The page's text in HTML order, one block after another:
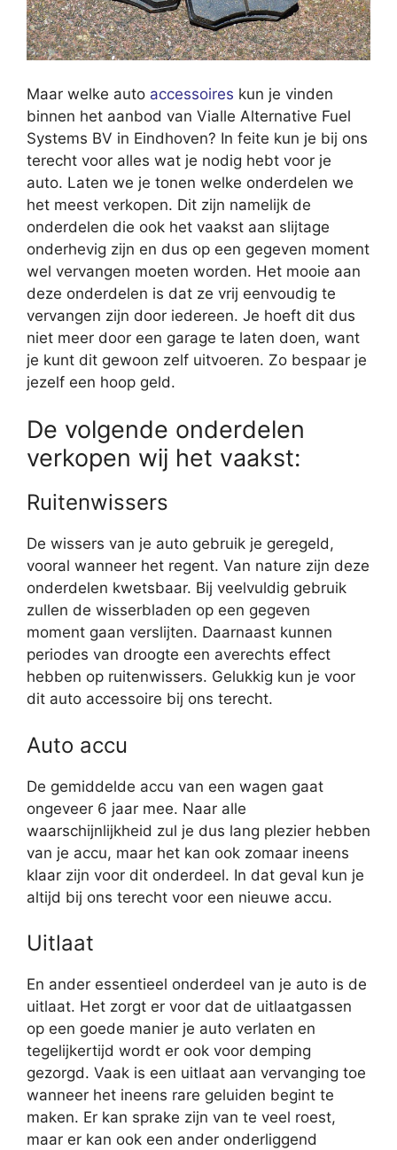
Maar welke auto accessoires kun je vinden
binnen het aanbod van Vialle Alternative Fuel
Systems BV in Eindhoven? In feite kun je bij ons
terecht voor alles wat je nodig hebt voor je
auto. Laten we je tonen welke onderdelen we
het meest verkopen. Dit zijn namelijk de
onderdelen die ook het vaakst aan slijtage
onderhevig zijn en dus op een gegeven moment
wel vervangen moeten worden. Het mooie aan
deze onderdelen is dat ze vrij eenvoudig te
vervangen zijn door iedereen. Je hoeft dit dus
niet meer door een garage te laten doen, want
je kunt dit gewoon zelf uitvoeren. Zo bespaar je
jezelf een hoop geld.
De volgende onderdelen
verkopen wij het vaakst:
Ruitenwissers
De wissers van je auto gebruik je geregeld,
vooral wanneer het regent. Van nature zijn deze
onderdelen kwetsbaar. Bij veelvuldig gebruik
zullen de wisserbladen op een gegeven
moment gaan verslijten. Daarnaast kunnen
periodes van droogte een averechts effect
hebben op ruitenwissers. Gelukkig kun je voor
dit auto accessoire bij ons terecht.
Auto accu
De gemiddelde accu van een wagen gaat
ongeveer 6 jaar mee. Naar alle
waarschijnlijkheid zul je dus lang plezier hebben
van je accu, maar het kan ook zomaar ineens
klaar zijn voor dit onderdeel. In dat geval kun je
altijd bij ons terecht voor een nieuwe accu.
Uitlaat
En ander essentieel onderdeel van je auto is de
uitlaat. Het zorgt er voor dat de uitlaatgassen
op een goede manier je auto verlaten en
tegelijkertijd wordt er ook voor demping
gezorgd. Vaak is een uitlaat aan vervanging toe
wanneer het ineens rare geluiden begint te
maken. Er kan sprake zijn van te veel roest,
maar er kan ook een ander onderliggend